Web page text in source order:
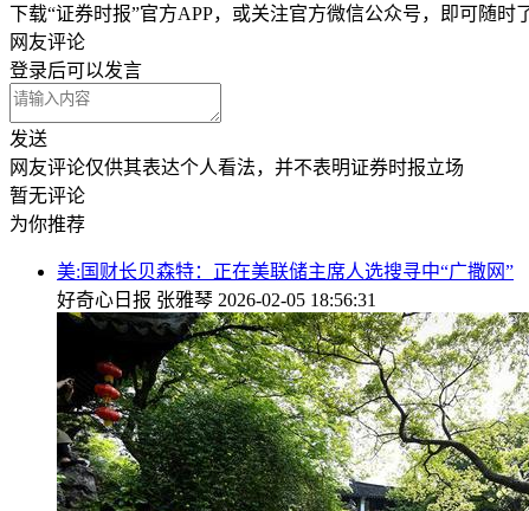
下载“证券时报”官方APP，或关注官方微信公众号，即可随时
网友评论
登录后可以发言
发送
网友评论仅供其表达个人看法，并不表明证券时报立场
暂无评论
为你推荐
美:国财长贝森特：正在美联储主席人选搜寻中“广撒网”
好奇心日报 张雅琴 2026-02-05 18:56:31